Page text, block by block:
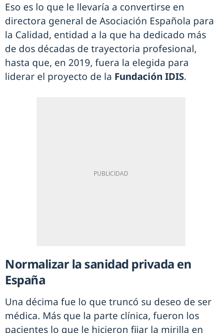
Eso es lo que le llevaría a convertirse en
directora general de Asociación Española para
la Calidad, entidad a la que ha dedicado más
de dos décadas de trayectoria profesional,
hasta que, en 2019, fuera la elegida para
liderar el proyecto de la Fundación IDIS.
Normalizar la sanidad privada en
España
Una décima fue lo que truncó su deseo de ser
médica. Más que la parte clínica, fueron los
pacientes lo que le hicieron fijar la mirilla en